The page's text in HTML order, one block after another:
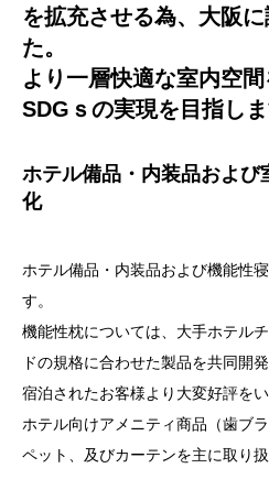
を拡充させる為、大阪
た。
より一層快適な室内空間
SDGｓの実現を目指しま
ホテル備品・内装品および
化
ホテル備品・内装品および機能性
す。
機能性枕については、大手ホテル
ドの規格に合わせた製品を共同開発
宿泊されたお客様より大変好評をい
ホテル向けアメニティ商品（歯ブ
ペット、及びカーテンを主に取り扱